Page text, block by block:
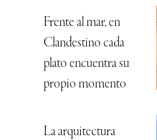
Frente al mar, en
Clandestino cada
plato encuentra su
propio momento
La arquitectura